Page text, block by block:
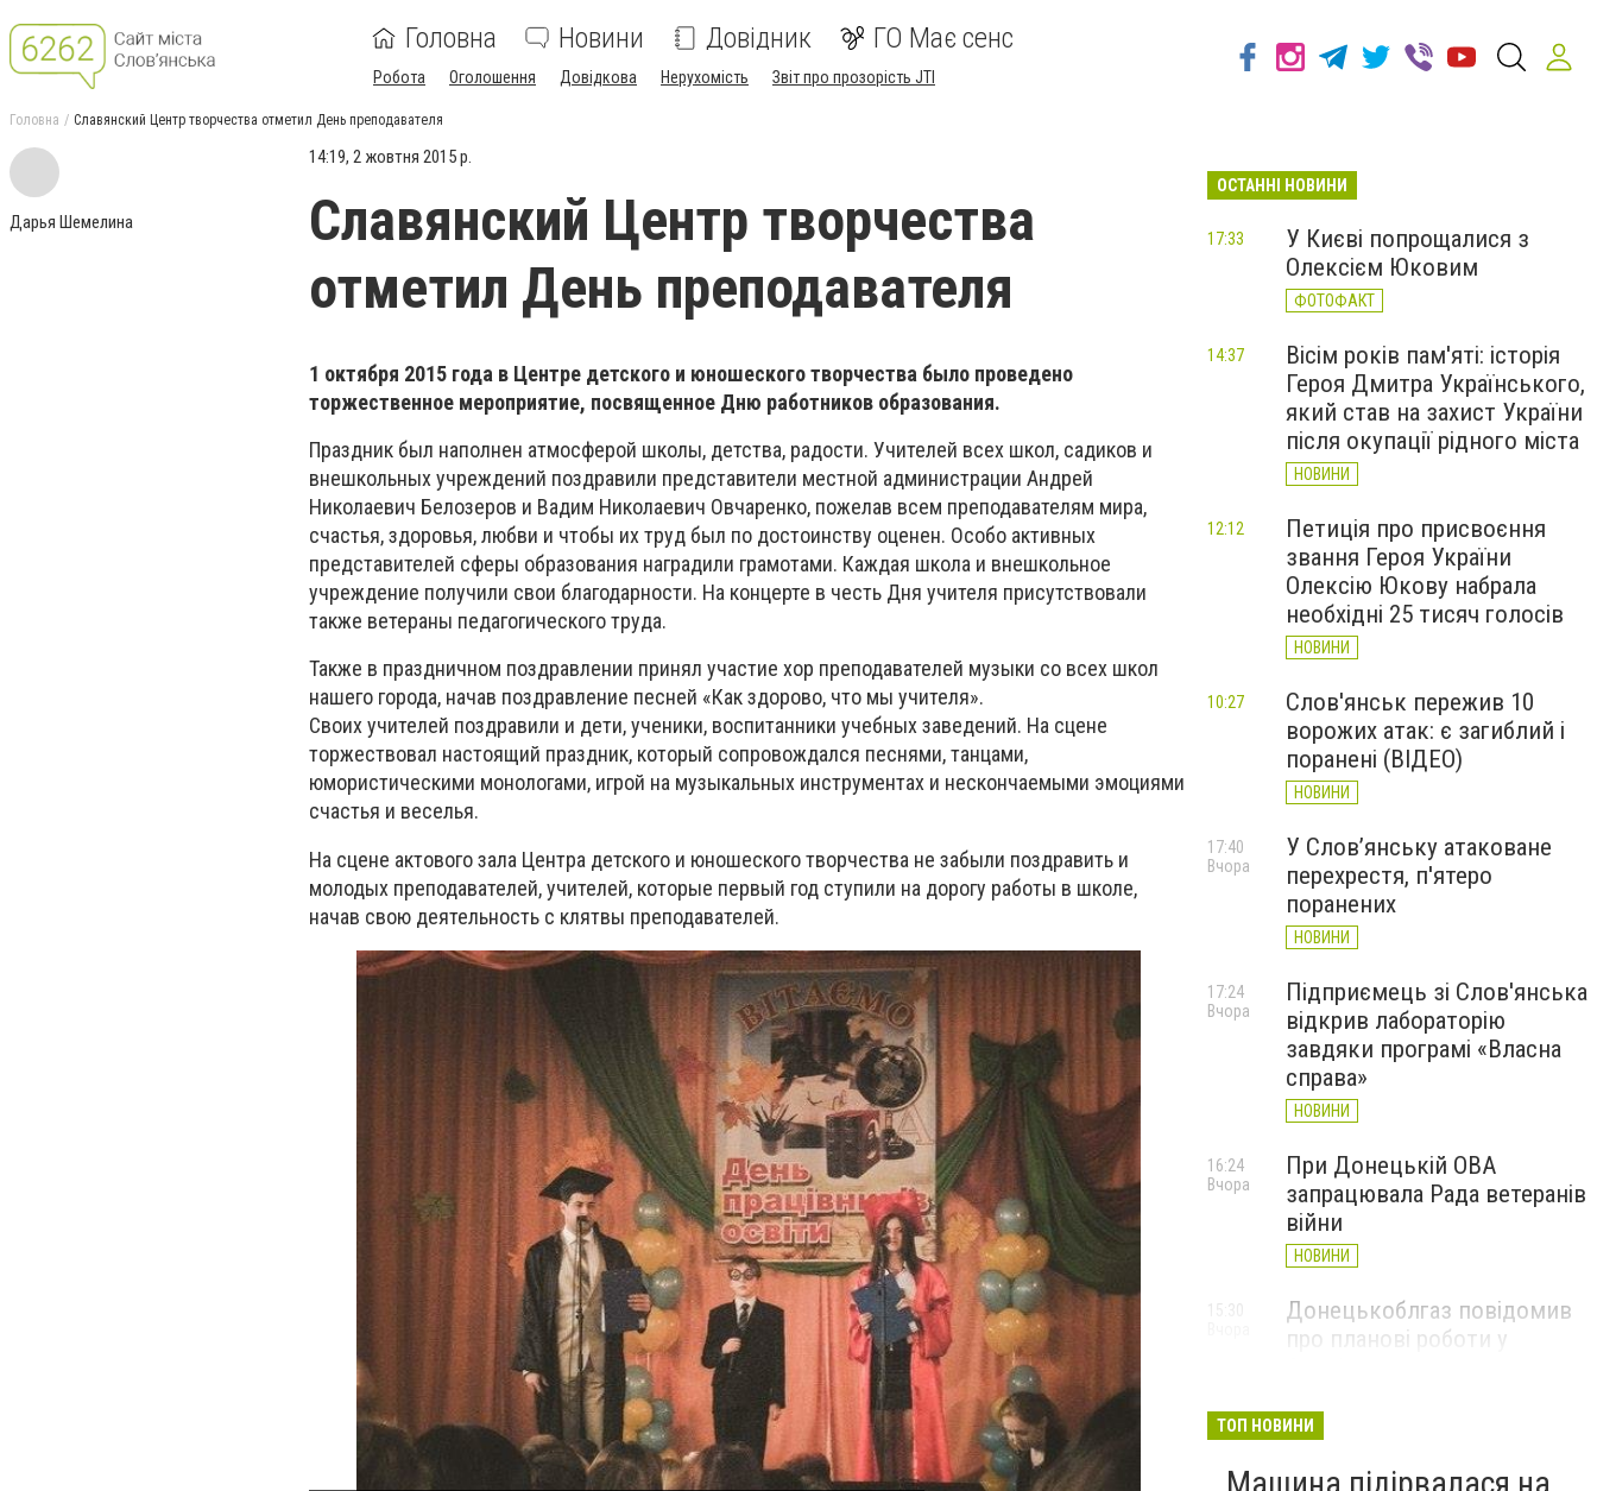
Головна Новини Довідник ГО Має сенс
Робота Оголошення Довідкова Нерухомість Звіт про прозорість JTI
Головна Славянский Центр творчества отметил День преподавателя
Дарья Шемелина
14:19, 2 жовтня 2015 р.
Славянский Центр творчества
отметил День преподавателя
1 октября 2015 года в Центре детского и юношеского творчества было проведено
торжественное мероприятие, посвященное Дню работников образования.
Праздник был наполнен атмосферой школы, детства, радости. Учителей всех школ, садиков и
внешкольных учреждений поздравили представители местной администрации Андрей
Николаевич Белозеров и Вадим Николаевич Овчаренко, пожелав всем преподавателям мира,
счастья, здоровья, любви и чтобы их труд был по достоинству оценен. Особо активных
представителей сферы образования наградили грамотами. Каждая школа и внешкольное
учреждение получили свои благодарности. На концерте в честь Дня учителя присутствовали
также ветераны педагогического труда.
Также в праздничном поздравлении принял участие хор преподавателей музыки со всех школ
нашего города, начав поздравление песней «Как здорово, что мы учителя».
Своих учителей поздравили и дети, ученики, воспитанники учебных заведений. На сцене
торжествовал настоящий праздник, который сопровождался песнями, танцами,
юмористическими монологами, игрой на музыкальных инструментах и нескончаемыми эмоциями
счастья и веселья.
На сцене актового зала Центра детского и юношеского творчества не забыли поздравить и
молодых преподавателей, учителей, которые первый год ступили на дорогу работы в школе,
начав свою деятельность с клятвы преподавателей.
ОСТАННІ НОВИНИ
У Києві попрощалися з
Олексієм Юковим
ФОТОФАКТ
17:33
Вісім років пам'яті: історія
Героя Дмитра Українського,
який став на захист України
після окупації рідного міста
НОВИНИ
14:37
Петиція про присвоєння
звання Героя України
Олексію Юкову набрала
необхідні 25 тисяч голосів
НОВИНИ
12:12
Слов'янськ пережив 10
ворожих атак: є загиблий і
поранені (ВІДЕО)
НОВИНИ
10:27
У Слов’янську атаковане
перехрестя, п'ятеро
поранених
НОВИНИ
17:40
Вчора
Підприємець зі Слов'янська
відкрив лабораторію
завдяки програмі «Власна
справа»
НОВИНИ
17:24
Вчора
При Донецькій ОВА
запрацювала Рада ветеранів
війни
НОВИНИ
16:24
Вчора
Донецькоблгаз повідомив
про планові роботи у
НОВИНИ
15:30
ТОП НОВИНИ